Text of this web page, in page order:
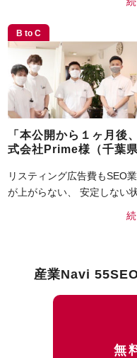
B to C
「本公開から１ヶ月後
式会社Prime様（千葉県
リスティング広告費もSEO
が上がらない、 安定しない
産業Navi
無